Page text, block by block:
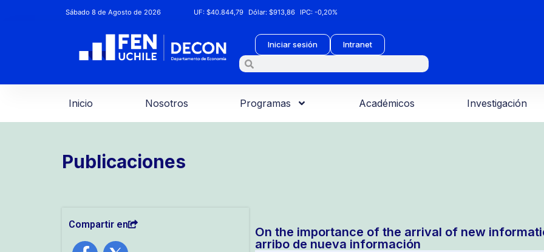
Sábado 8 de Agosto de 2026 UF:$40.844,79 Dólar:$913,86 IPC:-0,20%
Iniciar sesión Intranet
Inicio Nosotros Programas Académicos Investigación
Publicaciones
Compartir en
On the importance of the arrival of new
arribo de nueva información